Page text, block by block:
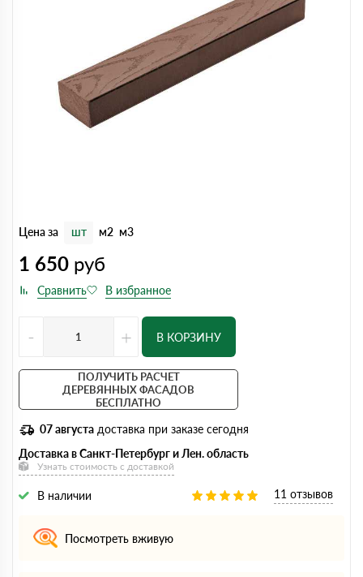
Цена за шт м2 м3
1 650 руб
- + В КОРЗИНУ
ПОЛУЧИТЬ РАСЧЕТ
ДЕРЕВЯННЫХ ФАСАДОВ
БЕСПЛАТНО
07 августа доставка при заказе сегодня
Доставка в Санкт-Петербург и Лен. область
Узнать стоимость с доставкой
В наличии 11 отзывов
Посмотреть вживую